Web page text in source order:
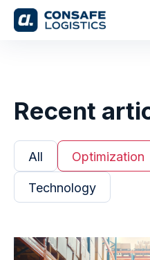
Recent
All Optimization
Technology